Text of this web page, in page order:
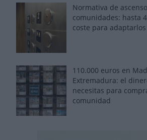
Normativa de
comunidades: hasta
coste para adaptarlos
110.000 euros en
Extremadura: el
necesitas para
comunidad